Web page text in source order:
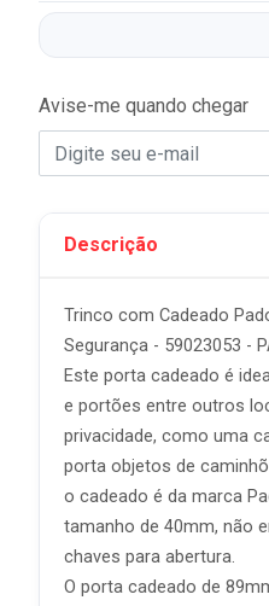
Avise-me quando chegar
Descrição
Trinco com Cadeado
Segurança - 59023053 -
Este porta cadeado é
e portões entre outros
privacidade, como uma
porta objetos de
o cadeado é da marca
tamanho de 40mm, não
chaves para abertura.
O porta cadeado de